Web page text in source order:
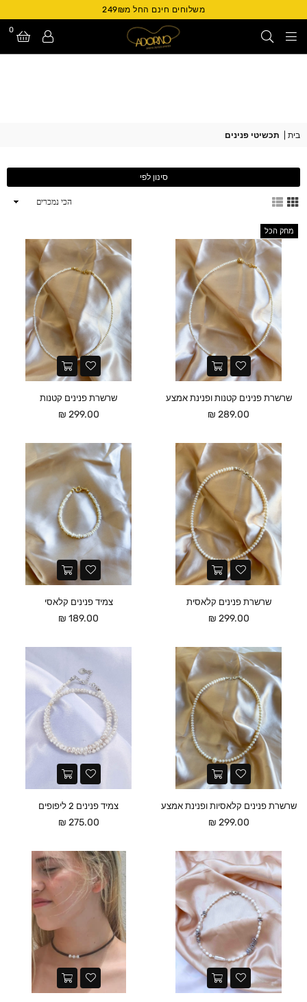
משלוחים חינם החל מ249₪
0
בית תכשיטי פנינים
סינון לפי
ארגן
מחק הכל
שרשרת פנינים קטנות ופנינת אמצע
מחיר
289.00 ₪
שרשרת פנינים קטנות
מחיר
299.00 ₪
שרשרת פנינים קלאסית
מחיר
299.00 ₪
צמיד פנינים קלאסי
מחיר
189.00 ₪
שרשרת פנינים קלאסיות ופנינת אמצע
מחיר
299.00 ₪
צמיד פנינים 2 ליפופים
מחיר
275.00 ₪